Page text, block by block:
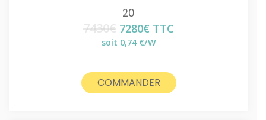
20
7430€ Le
prix
7430€.
7280€ Le
prix
7280€.
TTC
soit 0,74 €/W
COMMANDER